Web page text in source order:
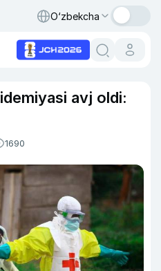
O‘zbekcha
avj oldi:
1690